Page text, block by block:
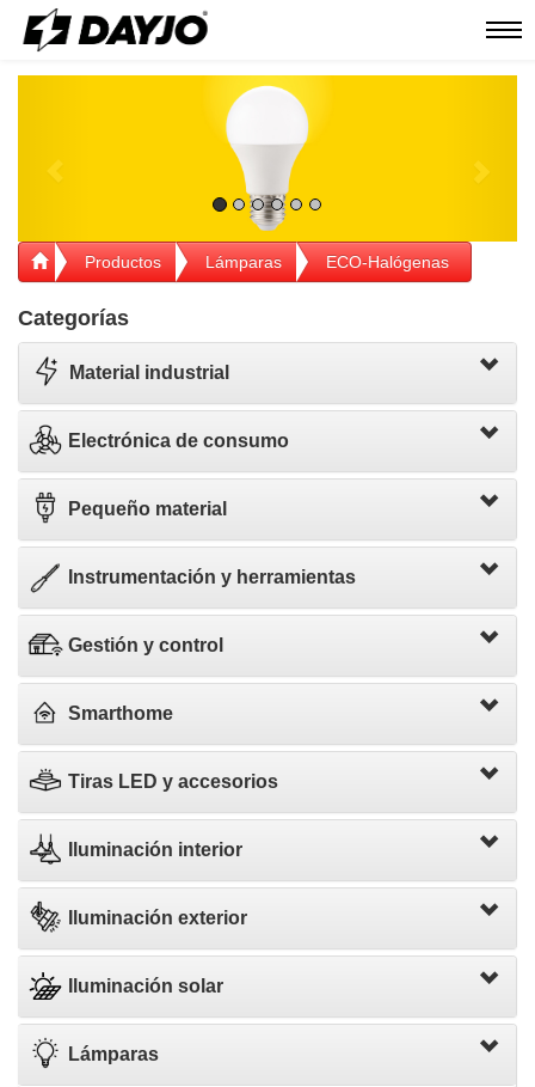
Productos Lámparas ECO-Halógenas
Categorías
Material industrial
Electrónica de consumo
Pequeño material
Instrumentación y herramientas
Gestión y control
Smarthome
Tiras LED y accesorios
Iluminación interior
Iluminación exterior
Iluminación solar
Lámparas